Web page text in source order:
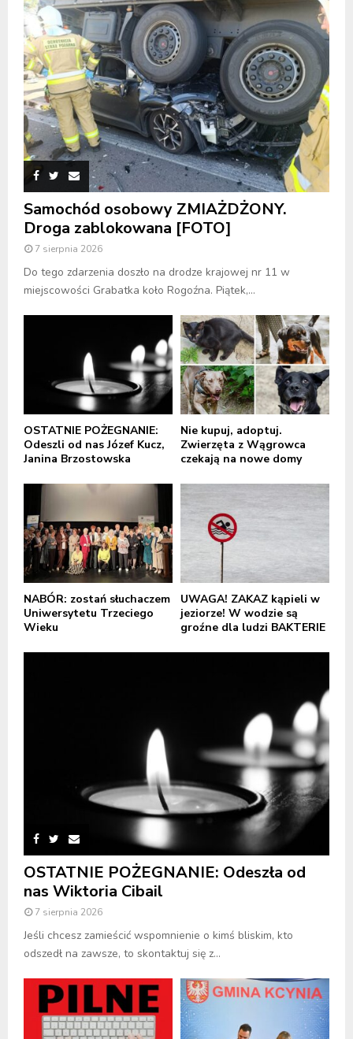
Samochód osobowy ZMIAŻDŻONY.
Droga zablokowana [FOTO]
7 sierpnia 2026
Do tego zdarzenia doszło na drodze krajowej nr 11 w
miejscowości Grabatka koło Rogoźna. Piątek,...
OSTATNIE POŻEGNANIE:
Odeszli od nas Józef Kucz,
Janina Brzostowska
Nie kupuj, adoptuj.
Zwierzęta z Wągrowca
czekają na nowe domy
NABÓR: zostań słuchaczem
Uniwersytetu Trzeciego
Wieku
UWAGA! ZAKAZ kąpieli w
jeziorze! W wodzie są
groźne dla ludzi BAKTERIE
OSTATNIE POŻEGNANIE: Odeszła od
nas Wiktoria Cibail
7 sierpnia 2026
Jeśli chcesz zamieścić wspomnienie o kimś bliskim, kto
odszedł na zawsze, to skontaktuj się z...